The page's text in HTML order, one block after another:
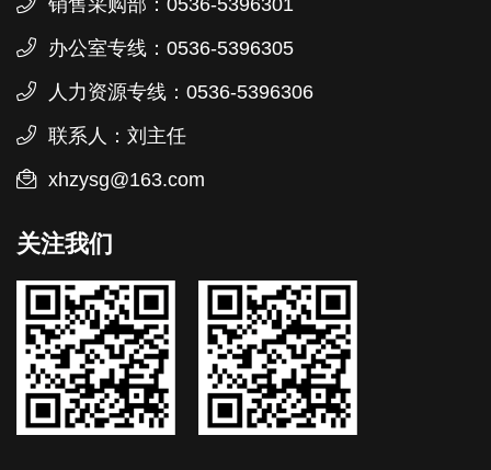
销售采购部：0536-5396301
办公室专线：0536-5396305
人力资源专线：0536-5396306
联系人：刘主任
xhzysg@163.com
关注我们